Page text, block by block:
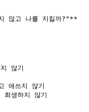
않고 나를 지킬까?"**
않기
애쓰지 않기
생하지 않기